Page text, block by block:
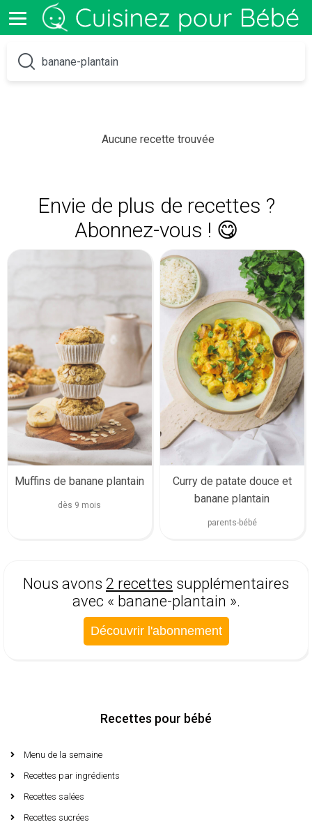
Aucune recette trouvée
Envie de plus de recettes ?
Abonnez-vous ! 😋
Muffins de banane plantain
dès 9 mois
Curry de patate douce et
banane plantain
parents-bébé
Nous avons 2 recettes supplémentaires
avec « banane-plantain ».
Découvrir l'abonnement
Recettes pour bébé
Menu de la semaine​
Recettes par ingrédients
Recettes salées
Recettes sucrées